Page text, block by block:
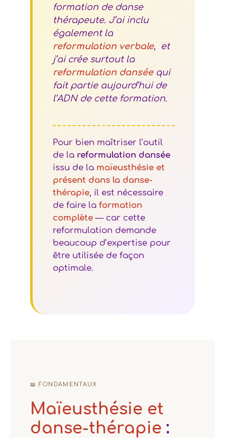
formation de danse
thérapeute. J’ai inclu
également la
reformulation verbale, et
j’ai crée surtout la
reformulation danséequi
fait partie aujourd’hui de
l’ADN de cette formation.
Pour bien maîtriser l’outil
de la reformulation dansée
issu de la maïeusthésie et
présent dans la danse-
thérapie, il est nécessaire
de faire laformation
complète — car cette
reformulation demande
beaucoup d’expertise pour
être utilisée de façon
optimale.
📖 FONDAMENTAUX
Maïeusthésie et
danse-thérapie :